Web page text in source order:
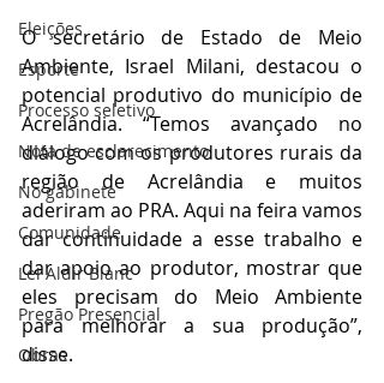
Eleições
Esporte
Processo seletivo
Nota de esclarecimento
No gabinete
Comunidade
Lei Aldir Blanc
Pregão Presencial
Obras
O secretário de Estado de Meio
Ambiente, Israel Milani, destacou o
potencial produtivo do município de
Acrelândia. “Temos avançado no
diálogo com os produtores rurais da
região de Acrelândia e muitos
aderiram ao PRA. Aqui na feira vamos
dar continuidade a esse trabalho e
dar apoio ao produtor, mostrar que
eles precisam do Meio Ambiente
para melhorar a sua produção”,
disse.